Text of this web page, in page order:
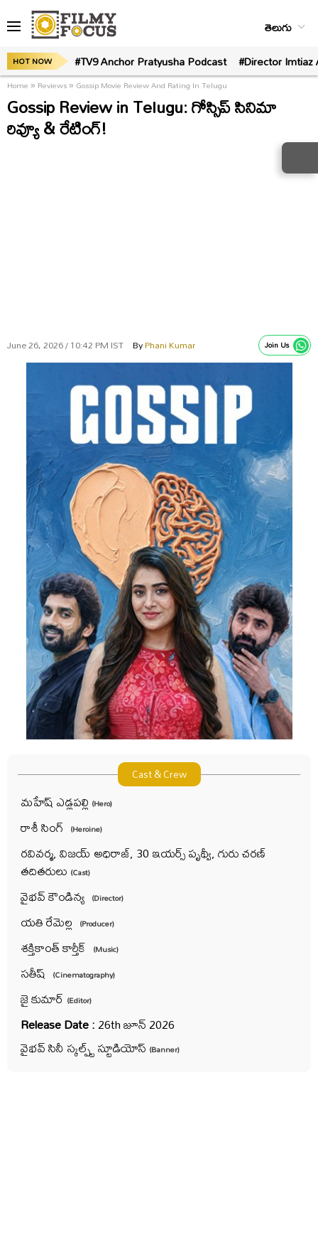
తెలుగు
HOT NOW #TV9 Anchor Pratyusha Podcast #Director
Home» Reviews» Gossip Movie Review And Rating In Telugu
Gossip Review in Telugu: గోస్సిప్ సినిమా
రివ్యూ & రేటింగ్!
June 26, 2026 / 10:42 PM IST ByPhani Kumar Join Us
Cast & Crew
మహేష్ ఎడ్లపల్లి (Hero)
రాశీ సింగ్ (Heroine)
రవివర్మ, విజయ్ అధిరాజ్, 30 ఇయర్స్ పృథ్వీ, గురు చరణ్
తదితరులు (Cast)
వైభవ్ కౌండిన్య (Director)
యతి రేమెల్ల (Producer)
శక్తికాంత్ కార్తీక్ (Music)
సతీష్ (Cinematography)
జై కుమార్ (Editor)
Release Date :26th జూన్ 2026
వైభవ్ సినీ స్కల్ప్ట్ స్టూడియోస్ (Banner)